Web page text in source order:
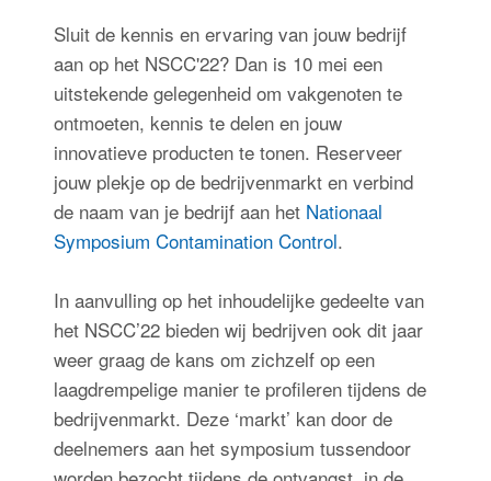
Sluit de kennis en ervaring van jouw bedrijf
aan op het NSCC'22? Dan is 10 mei een
uitstekende gelegenheid om vakgenoten te
ontmoeten, kennis te delen en jouw
innovatieve producten te tonen. Reserveer
jouw plekje op de bedrijvenmarkt en verbind
de naam van je bedrijf aan het Nationaal
Symposium Contamination Control.
In aanvulling op het inhoudelijke gedeelte van
het NSCC’22 bieden wij bedrijven ook dit jaar
weer graag de kans om zichzelf op een
laagdrempelige manier te profileren tijdens de
bedrijvenmarkt. Deze ‘markt’ kan door de
deelnemers aan het symposium tussendoor